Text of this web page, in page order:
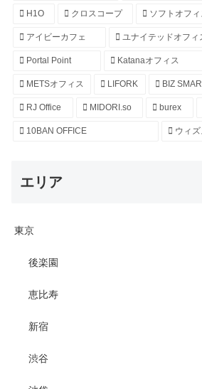
H1O クロスコープ ソフトオフィ
アイビーカフェ ユナイテッドオフィ
Portal Point Katanaオフィス
METSオフィス LIFORK BIZ
RJ Office MIDORI.so burex
10BAN OFFICE ウィ
エリア
東京
後楽園
恵比寿
新宿
渋谷